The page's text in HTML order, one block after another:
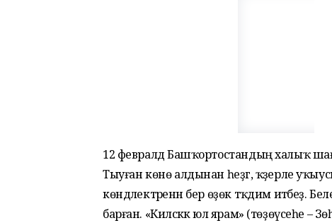
12 февралдә Башҡортостандың халыҡ
Тыуған көнө алдынан һеҙгә, ҡәҙерле
көндәлектәренән бер өҙөк тәҡдим итәбеҙ.
барған. «Киләсәккә юл ярам» (төҙөүсеһе –